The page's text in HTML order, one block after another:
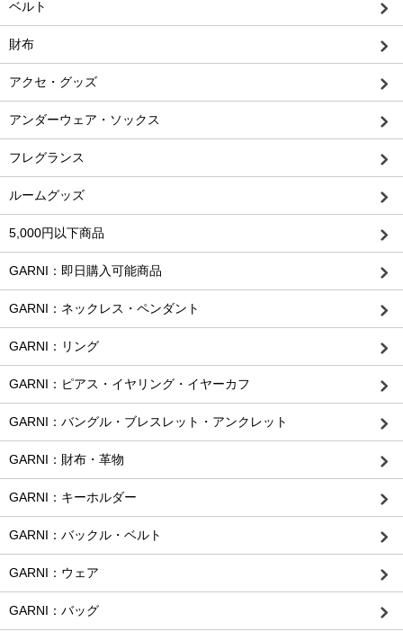
ベルト
財布
アクセ・グッズ
アンダーウェア・ソックス
フレグランス
ルームグッズ
5,000円以下商品
GARNI：即日購入可能商品
GARNI：ネックレス・ペンダント
GARNI：リング
GARNI：ピアス・イヤリング・イヤーカフ
GARNI：バングル・ブレスレット・アンクレット
GARNI：財布・革物
GARNI：キーホルダー
GARNI：バックル・ベルト
GARNI：ウェア
GARNI：バッグ